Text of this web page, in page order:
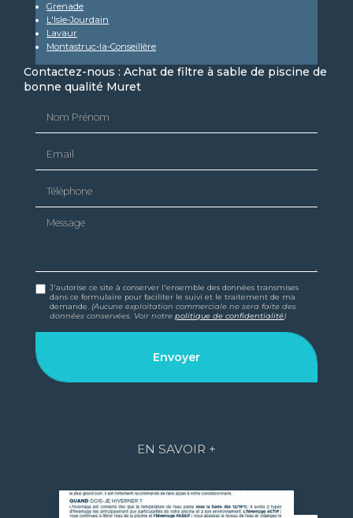
Grenade
L'Isle-Jourdain
Lavaur
Montastruc-la-Conseillère
Contactez-nous : Achat de filtre à sable de piscine de
bonne qualité Muret
Message
J'autorise ce site à conserver l'ensemble des données transmises
dans ce formulaire pour faciliter le suivi et le traitement de ma
demande. (Aucune exploitation commerciale ne sera faite des
données conservées. Voir notrepolitique de confidentialité)
EN SAVOIR +